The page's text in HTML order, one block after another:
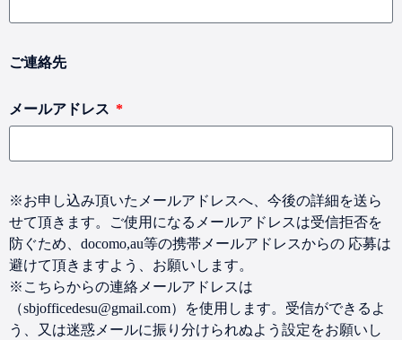
ご連絡先
メールアドレス
※お申し込み頂いたメールアドレスへ、今後の詳細を送ら
せて頂きます。ご使用になるメールアドレスは受信拒否を
防ぐため、docomo,au等の携帯メールアドレスからの 応募は
避けて頂きますよう、お願いします。
※こちらからの連絡メールアドレスは
（sbjofficedesu@gmail.com）を使用します。受信ができるよ
う、又は迷惑メールに振り分けられぬよう設定をお願いし